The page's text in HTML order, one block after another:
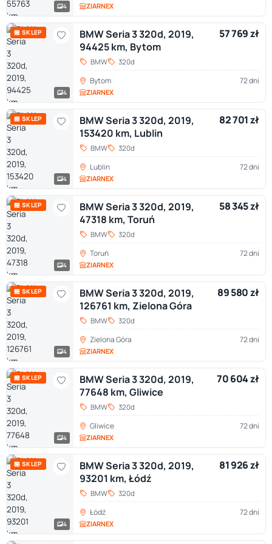
4 ZIARNEX
🏪 SKLEP
4
BMW Seria 3 320d, 2019,
94425 km, Bytom
57 769 zł
BMW 320d
Bytom 72 dni
ZIARNEX
🏪 SKLEP
4
BMW Seria 3 320d, 2019,
153420 km, Lublin
82 701 zł
BMW 320d
Lublin 72 dni
ZIARNEX
🏪 SKLEP
4
BMW Seria 3 320d, 2019,
47318 km, Toruń
58 345 zł
BMW 320d
Toruń 72 dni
ZIARNEX
🏪 SKLEP
4
BMW Seria 3 320d, 2019,
126761 km, Zielona Góra
89 580 zł
BMW 320d
Zielona Góra 72 dni
ZIARNEX
🏪 SKLEP
4
BMW Seria 3 320d, 2019,
77648 km, Gliwice
70 604 zł
BMW 320d
Gliwice 72 dni
ZIARNEX
🏪 SKLEP
4
BMW Seria 3 320d, 2019,
93201 km, Łódź
81 926 zł
BMW 320d
Łódź 72 dni
ZIARNEX